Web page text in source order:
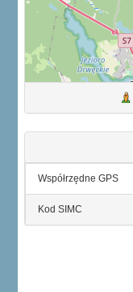
Współrzędne GPS
Kod SIMC